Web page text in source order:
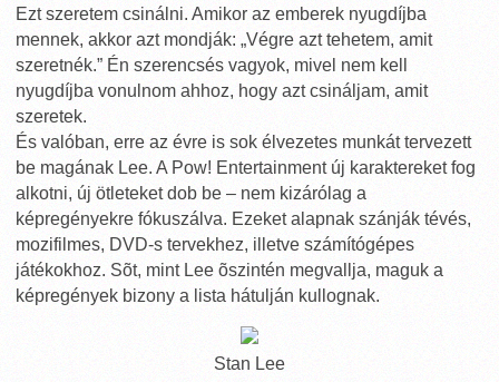
Ezt szeretem csinálni. Amikor az emberek nyugdíjba
mennek, akkor azt mondják: „Végre azt tehetem, amit
szeretnék.” Én szerencsés vagyok, mivel nem kell
nyugdíjba vonulnom ahhoz, hogy azt csináljam, amit
szeretek.
És valóban, erre az évre is sok élvezetes munkát tervezett
be magának Lee. A Pow! Entertainment új karaktereket fog
alkotni, új ötleteket dob be – nem kizárólag a
képregényekre fókuszálva. Ezeket alapnak szánják tévés,
mozifilmes, DVD-s tervekhez, illetve számítógépes
játékokhoz. Sõt, mint Lee õszintén megvallja, maguk a
képregények bizony a lista hátulján kullognak.
Stan Lee